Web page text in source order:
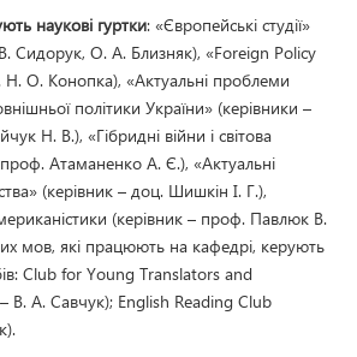
наукові гуртки: «Європейські студії»
Сидорук, О. А. Близняк), «Foreign Policy
Н. О. Конопка), «Актуальні проблеми
політики України» (керівники –
Н. В.), «Гібридні війни і світова
проф. Атаманенко А. Є.), «Актуальні
(керівник – доц. Шишкін І. Г.),
(керівник – проф. Павлюк В.
мов, які працюють на кафедрі, керують
Club for Young Translators and
В. А. Савчук); English Reading Club